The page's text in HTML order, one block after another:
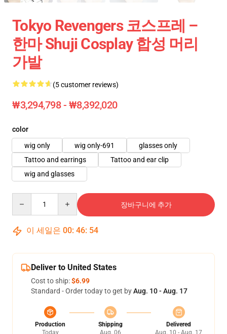
Tokyo Revengers 코스프레 –
한마 Shuji Cosplay 합성 머리
가발
(5 customer reviews)
₩3,294,798 - ₩8,392,020
color
wig only
wig only-691
glasses only
Tattoo and earrings
Tattoo and ear clip
wig and glasses
장바구니에 추가
이 세일은 00: 46: 53
Deliver to United States
Cost to ship:$6.99
Standard - Order today to get byAug. 10 - Aug. 17
Production
Today
Shipping
Aug. 06
Delivered
Aug. 10 - Aug. 17